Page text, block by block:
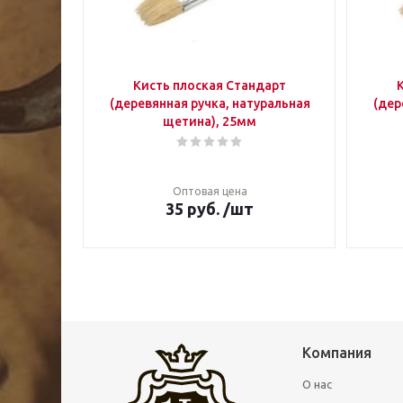
Кисть плоская Стандарт
(деревянная ручка, натуральная
щетина), 25мм
Оптовая цена
35 руб. /шт
Компания
О нас